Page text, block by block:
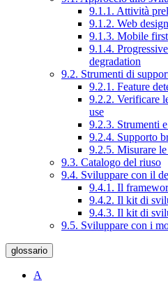
9.1.1. Attività
9.1.2. Web
9.1.3. Mobile first
9.1.4.
degradation
9.2. Strumenti di
9.2.1. Feature
9.2.2. Verificare
use
9.2.3. Strumenti
9.2.4. Supporto
9.2.5. Misurare
9.3. Catalogo del riuso
9.4. Sviluppare con il
9.4.1. Il
9.4.2. Il kit di
9.4.3. Il kit di
9.5. Sviluppare con i
glossario
A